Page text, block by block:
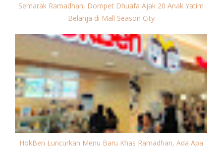
Semarak Ramadhan, Dompet Dhuafa Ajak 20 Anak Yatim
Belanja di Mall Season City
HokBen Luncurkan Menu Baru Khas Ramadhan, Ada Apa